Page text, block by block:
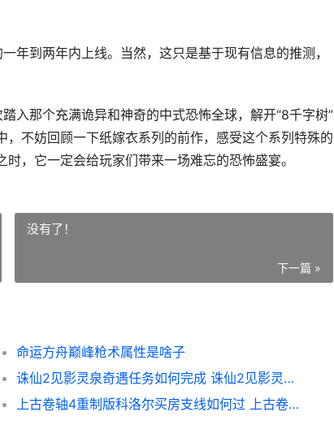
年到两年内上线。当然，这只是基于现有信息的推测，
入那个充满诡异和神奇的中式恐怖全球，解开“8千字树”
不妨回顾一下纸嫁衣系列的前作，感受这个系列特殊的
，它一定会给玩家们带来一场难忘的恐怖盛宴。
没有了！
下一篇 »
命运方舟巅峰枪术属性是啥子
诛仙2见影灵泉奇遇任务如何完成 诛仙2见影灵泉怎么触发
上古卷轴4重制版科洛尔买房支线如何过 上古卷轴4重制版和上古卷轴5哪个好玩